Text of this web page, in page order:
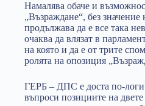
Намалява обаче и
„Възраждане“, без значение
продължава да е все така
очаква да влязат в
на която и да е от трите
ролята на опозиция
ГЕРБ – ДПС е доста по-
въпроси позициите на